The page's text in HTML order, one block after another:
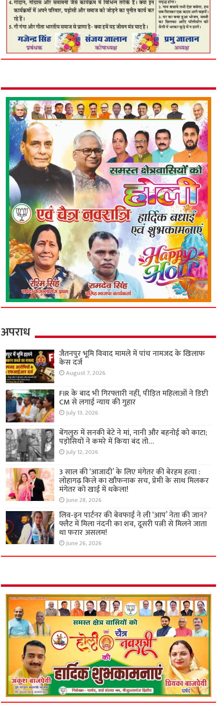
अपराध
जैतनपुर भूमि विवाद मामले में पांच नामजद के खिलाफ
केस दर्ज
August 7, 2026
FIR के बाद भी गिरफ्तारी नहीं, पीड़ित महिलाओं ने डिप्टी
CM से लगाई न्याय की गुहार
July 13, 2026
बेंगलुरु में सनकी बेटे ने मां, नानी और बहनोई को काटा;
पड़ोसियों ने कमरे में किया बंद तो…
July 12, 2026
3 साल की ‘आजादी’ के लिए मंगेतर की बेरहम हत्या :
लोहागढ़ किले का खौफनाक सच, प्रेमी के साथ मिलकर
मंगेतर को खाई में धकेला!
June 28, 2026
लिव-इन पार्टनर की बेवफाई ने ली ‘आप’ नेता की जान?
फ्लैट में मिला नंदनी का शव, दूसरी पत्नी से मिलने जाता
था फरार असलम!
June 26, 2026